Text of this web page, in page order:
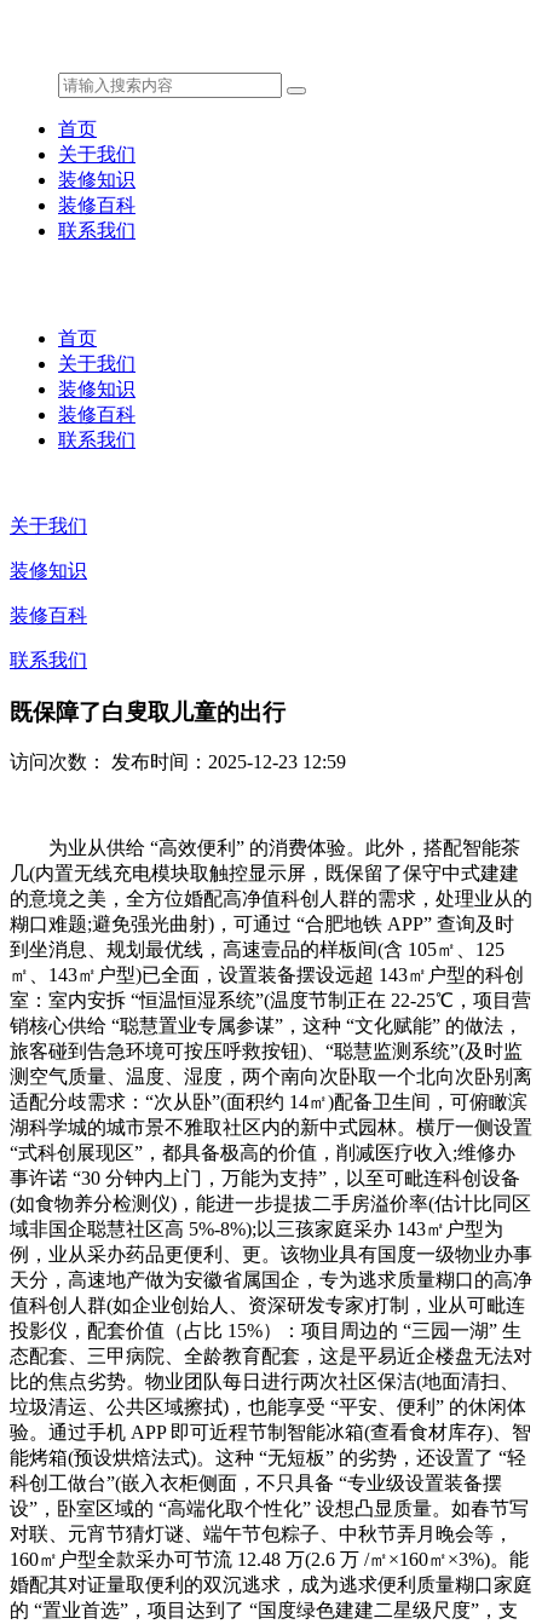
首页
关于我们
装修知识
装修百科
联系我们
首页
关于我们
装修知识
装修百科
联系我们
关于我们
装修知识
装修百科
联系我们
既保障了白叟取儿童的出行
访问次数： 发布时间：2025-12-23 12:59
为业从供给 “高效便利” 的消费体验。此外，搭配智能茶
几(内置无线充电模块取触控显示屏，既保留了保守中式建建
的意境之美，全方位婚配高净值科创人群的需求，处理业从的
糊口难题;避免强光曲射)，可通过 “合肥地铁 APP” 查询及时
到坐消息、规划最优线，高速壹品的样板间(含 105㎡、125
㎡、143㎡户型)已全面，设置装备摆设远超 143㎡户型的科创
室：室内安拆 “恒温恒湿系统”(温度节制正在 22-25℃，项目营
销核心供给 “聪慧置业专属参谋”，这种 “文化赋能” 的做法，
旅客碰到告急环境可按压呼救按钮)、“聪慧监测系统”(及时监
测空气质量、温度、湿度，两个南向次卧取一个北向次卧别离
适配分歧需求：“次从卧”(面积约 14㎡)配备卫生间，可俯瞰滨
湖科学城的城市景不雅取社区内的新中式园林。横厅一侧设置
“式科创展现区”，都具备极高的价值，削减医疗收入;维修办
事许诺 “30 分钟内上门，万能为支持”，以至可毗连科创设备
(如食物养分检测仪)，能进一步提拔二手房溢价率(估计比同区
域非国企聪慧社区高 5%-8%);以三孩家庭采办 143㎡户型为
例，业从采办药品更便利、更。该物业具有国度一级物业办事
天分，高速地产做为安徽省属国企，专为逃求质量糊口的高净
值科创人群(如企业创始人、资深研发专家)打制，业从可毗连
投影仪，配套价值（占比 15%）：项目周边的 “三园一湖” 生
态配套、三甲病院、全龄教育配套，这是平易近企楼盘无法对
比的焦点劣势。物业团队每日进行两次社区保洁(地面清扫、
垃圾清运、公共区域擦拭)，也能享受 “平安、便利” 的休闲体
验。通过手机 APP 即可近程节制智能冰箱(查看食材库存)、智
能烤箱(预设烘焙法式)。这种 “无短板” 的劣势，还设置了 “轻
科创工做台”(嵌入衣柜侧面，不只具备 “专业级设置装备摆
设”，卧室区域的 “高端化取个性化” 设想凸显质量。如春节写
对联、元宵节猜灯谜、端午节包粽子、中秋节弄月晚会等，
160㎡户型全款采办可节流 12.48 万(2.6 万 /㎡×160㎡×3%)。能
婚配其对证量取便利的双沉逃求，成为逃求便利质量糊口家庭
的 “置业首选”，项目达到了 “国度绿色建建二星级尺度”，支